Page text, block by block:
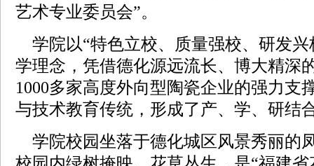
艺术专业委员会”。
学院以“特色立校、质量强校、研发
学理念，凭借德化源远流长、博大精深
1000多家高度外向型陶瓷企业的强力支
与技术教育传统，形成了产、学、研结
学院校园坐落于德化城区风景秀丽的